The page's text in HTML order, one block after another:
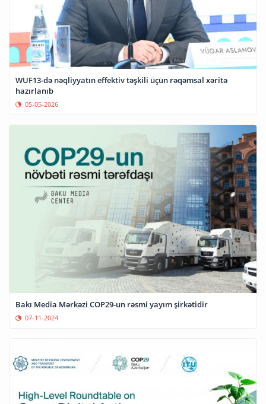
WUF13-də nəqliyyatın effektiv təşkili üçün rəqəmsal xəritə
hazırlanıb
05-05-2026
Bakı Media Mərkəzi COP29-un rəsmi yayım şirkətidir
07-11-2024